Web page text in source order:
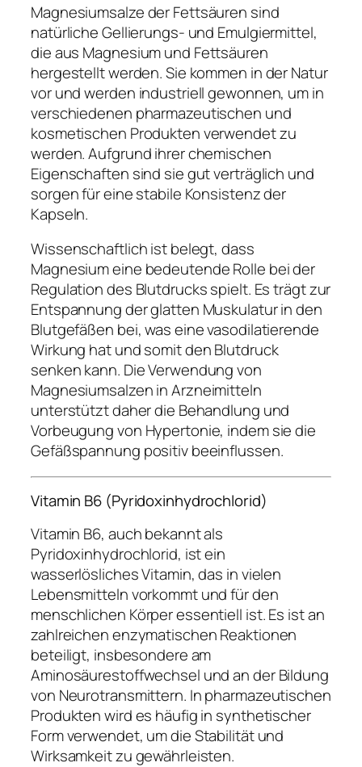
Magnesiumsalze der Fettsäuren sind
natürliche Gellierungs- und Emulgiermittel,
die aus Magnesium und Fettsäuren
hergestellt werden. Sie kommen in der Natur
vor und werden industriell gewonnen, um in
verschiedenen pharmazeutischen und
kosmetischen Produkten verwendet zu
werden. Aufgrund ihrer chemischen
Eigenschaften sind sie gut verträglich und
sorgen für eine stabile Konsistenz der
Kapseln.
Wissenschaftlich ist belegt, dass
Magnesium eine bedeutende Rolle bei der
Regulation des Blutdrucks spielt. Es trägt zur
Entspannung der glatten Muskulatur in den
Blutgefäßen bei, was eine vasodilatierende
Wirkung hat und somit den Blutdruck
senken kann. Die Verwendung von
Magnesiumsalzen in Arzneimitteln
unterstützt daher die Behandlung und
Vorbeugung von Hypertonie, indem sie die
Gefäßspannung positiv beeinflussen.
Vitamin B6 (Pyridoxinhydrochlorid)
Vitamin B6, auch bekannt als
Pyridoxinhydrochlorid, ist ein
wasserlösliches Vitamin, das in vielen
Lebensmitteln vorkommt und für den
menschlichen Körper essentiell ist. Es ist an
zahlreichen enzymatischen Reaktionen
beteiligt, insbesondere am
Aminosäurestoffwechsel und an der Bildung
von Neurotransmittern. In pharmazeutischen
Produkten wird es häufig in synthetischer
Form verwendet, um die Stabilität und
Wirksamkeit zu gewährleisten.